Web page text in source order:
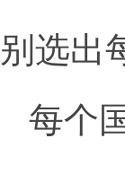
别选出
每个